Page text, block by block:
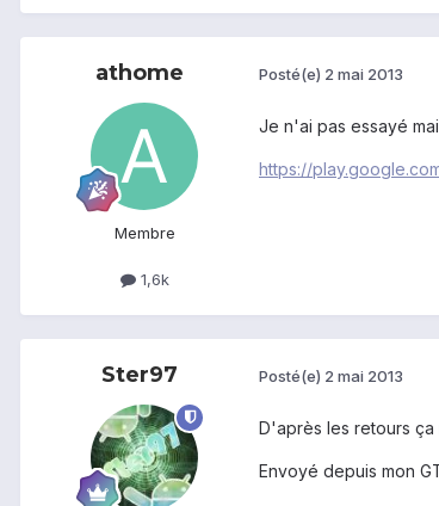
athome
Membre
1,6k
Posté(e) 2 mai 2013
Je n'ai pas essayé
https://
Ster97 Posté(e) 2 mai 2013
D'après les retours
Envoyé depuis mon